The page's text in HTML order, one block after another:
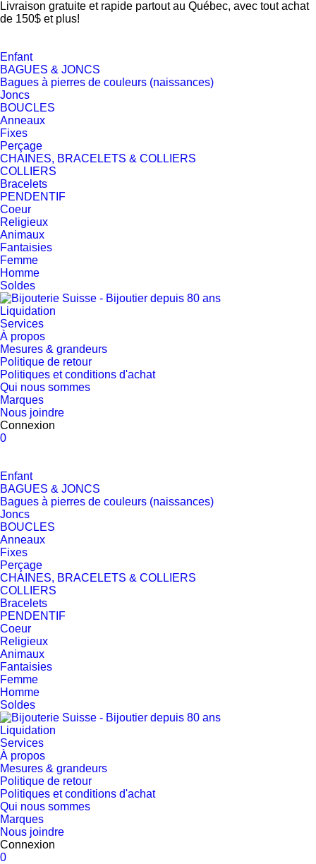
Livraison gratuite et rapide partout au Québec, avec tout achat
de 150$ et plus!
Enfant
BAGUES & JONCS
Bagues à pierres de couleurs (naissances)
Joncs
BOUCLES
Anneaux
Fixes
Perçage
CHAINES, BRACELETS & COLLIERS
COLLIERS
Bracelets
PENDENTIF
Coeur
Religieux
Animaux
Fantaisies
Femme
Homme
Soldes
Liquidation
Services
À propos
Mesures & grandeurs
Politique de retour
Politiques et conditions d'achat
Qui nous sommes
Marques
Nous joindre
Connexion
0
Enfant
BAGUES & JONCS
Bagues à pierres de couleurs (naissances)
Joncs
BOUCLES
Anneaux
Fixes
Perçage
CHAINES, BRACELETS & COLLIERS
COLLIERS
Bracelets
PENDENTIF
Coeur
Religieux
Animaux
Fantaisies
Femme
Homme
Soldes
Liquidation
Services
À propos
Mesures & grandeurs
Politique de retour
Politiques et conditions d'achat
Qui nous sommes
Marques
Nous joindre
Connexion
0